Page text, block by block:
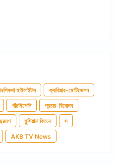
হাইলাইটস ক্যারিয়ার-মোটিভেশন
পাঁচমিশেলি প্রচার-বিনোদন
মুন্সিয়ানা কিচেন স
AKB TV News